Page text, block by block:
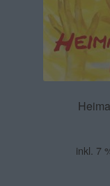
inkl. 7